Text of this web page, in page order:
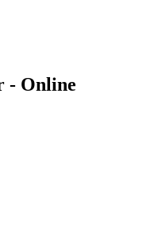
- Online